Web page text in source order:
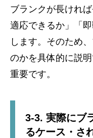
ブランクが長けれ
適応できるか」「
します。そのため
のかを具体的に説
重要です。
3-3. 実際にブ
るケース・さ